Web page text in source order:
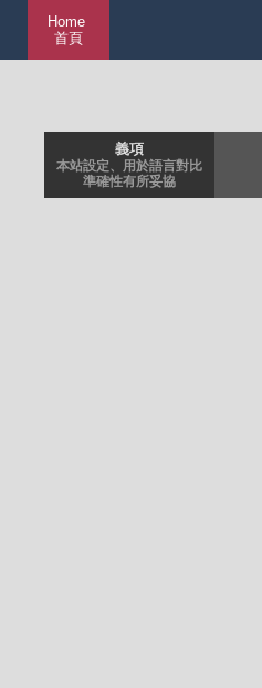
Home
首頁
義項
本站設定、用於語言對比
準確性有所妥協